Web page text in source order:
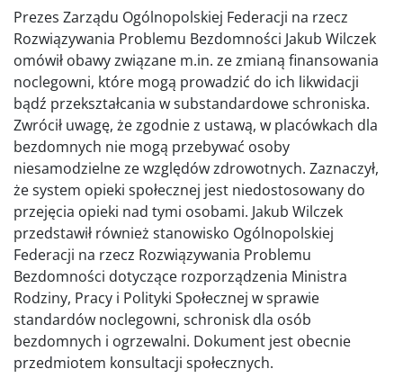
Prezes Zarządu Ogólnopolskiej Federacji na rzecz
Rozwiązywania Problemu Bezdomności Jakub Wilczek
omówił obawy związane m.in. ze zmianą finansowania
noclegowni, które mogą prowadzić do ich likwidacji
bądź przekształcania w substandardowe schroniska.
Zwrócił uwagę, że zgodnie z ustawą, w placówkach dla
bezdomnych nie mogą przebywać osoby
niesamodzielne ze względów zdrowotnych. Zaznaczył,
że system opieki społecznej jest niedostosowany do
przejęcia opieki nad tymi osobami. Jakub Wilczek
przedstawił również stanowisko Ogólnopolskiej
Federacji na rzecz Rozwiązywania Problemu
Bezdomności dotyczące rozporządzenia Ministra
Rodziny, Pracy i Polityki Społecznej w sprawie
standardów noclegowni, schronisk dla osób
bezdomnych i ogrzewalni. Dokument jest obecnie
przedmiotem konsultacji społecznych.